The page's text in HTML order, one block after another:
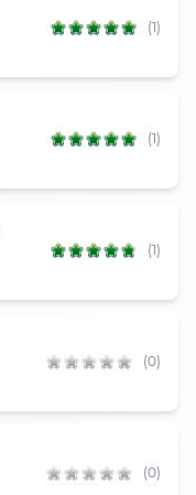
(1)
(1)
(1)
(0)
(0)